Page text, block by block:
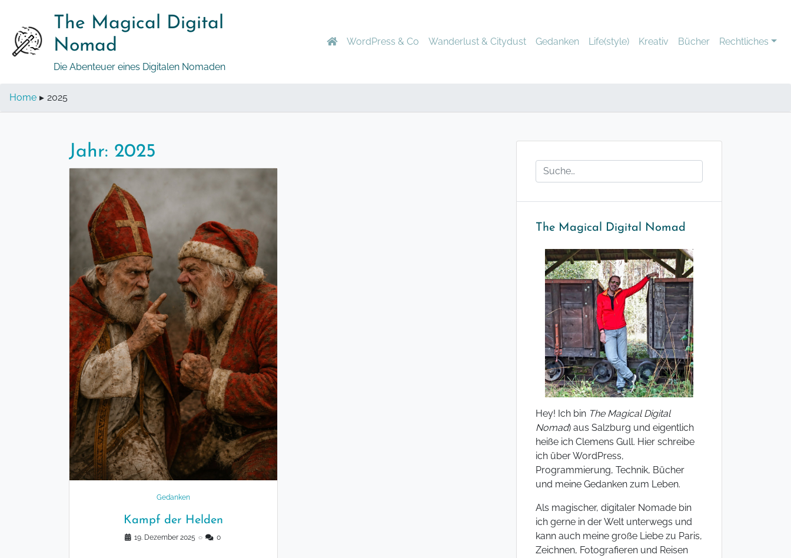
Inhalt
The Magical Digital
Nomad
Die Abenteuer eines Digitalen Nomaden
WordPress & Co Wanderlust & Citydust Gedanken Life(style) Kreativ Bücher Rechtliches
Home ▸ 2025
Jahr: 2025
Gedanken
Kampf der Helden
19. Dezember 2025 ◌ 0
The Magical Digital Nomad
Hey! Ich bin The Magical Digital
Nomad) aus Salzburg und eigentlich
heiße ich Clemens Gull. Hier schreibe
ich über WordPress,
Programmierung, Technik, Bücher
und meine Gedanken zum Leben.
Als magischer, digitaler Nomade bin
ich gerne in der Welt unterwegs und
kann auch meine große Liebe zu Paris,
Zeichnen, Fotografieren und Reisen